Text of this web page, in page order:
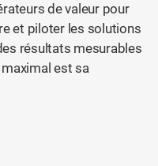
de valeur pour
et piloter les solutions
résultats mesurables
est sa